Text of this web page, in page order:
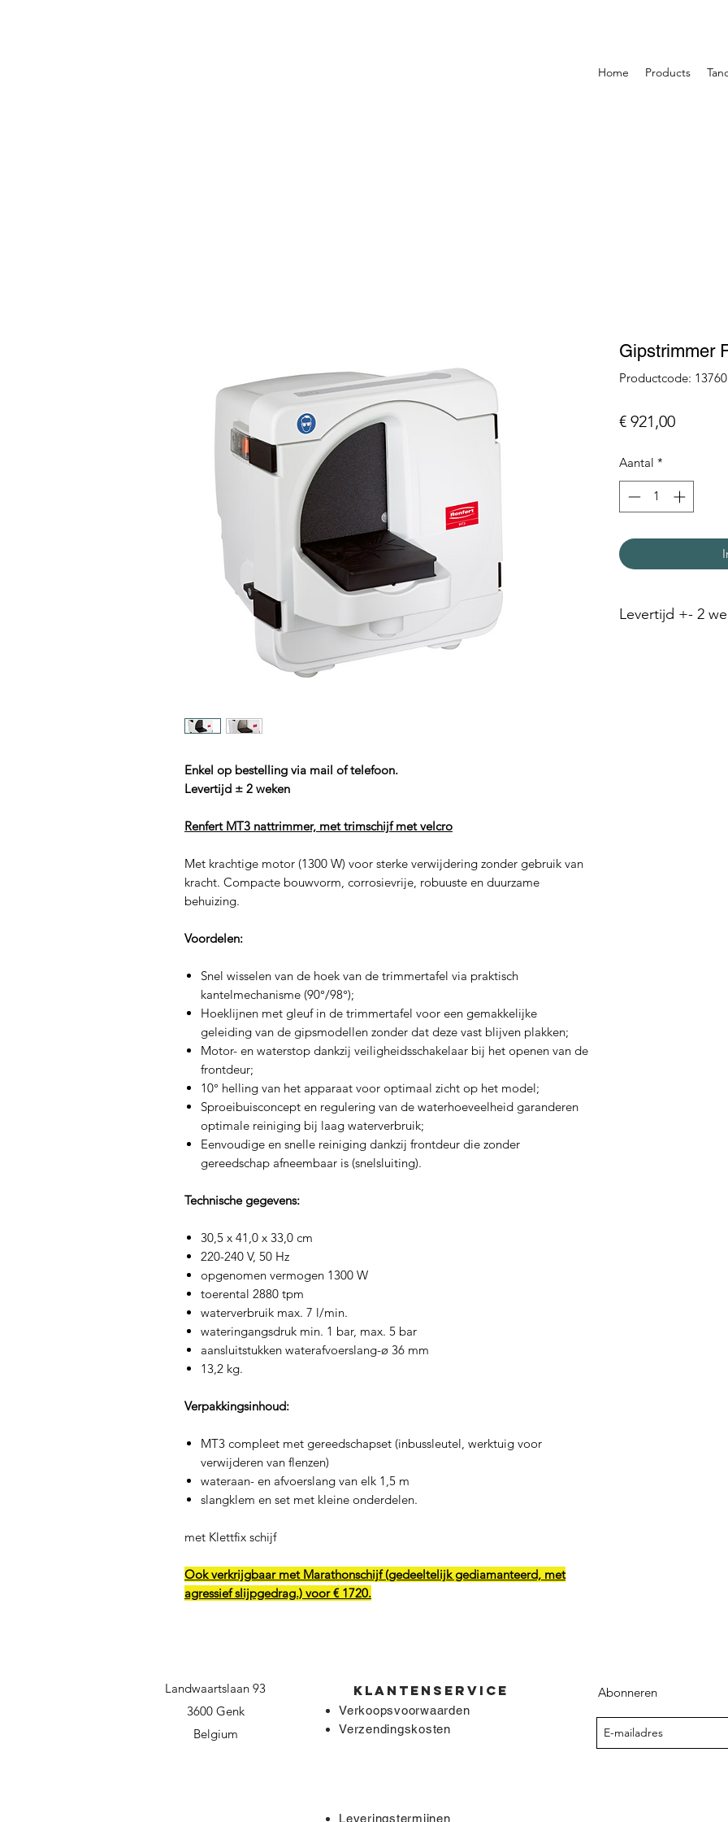
Home Products
Enkel op bestelling via mail of telefoon.
Levertijd ± 2 weken
Renfert MT3 nattrimmer, met trimschijf met velcro
Met krachtige motor (1300 W) voor sterke verwijdering zonder gebruik van
kracht. Compacte bouwvorm, corrosievrije, robuuste en duurzame
behuizing.
Voordelen:
Snel wisselen van de hoek van de trimmertafel via praktisch
kantelmechanisme (90°/98°);
Hoeklijnen met gleuf in de trimmertafel voor een gemakkelijke
geleiding van de gipsmodellen zonder dat deze vast blijven plakken;
Motor- en waterstop dankzij veiligheidsschakelaar bij het openen van de
frontdeur;
10° helling van het apparaat voor optimaal zicht op het model;
Sproeibuisconcept en regulering van de waterhoeveelheid garanderen
optimale reiniging bij laag waterverbruik;
Eenvoudige en snelle reiniging dankzij frontdeur die zonder
gereedschap afneembaar is (snelsluiting).
Technische gegevens:
30,5 x 41,0 x 33,0 cm
220-240 V, 50 Hz
opgenomen vermogen 1300 W
toerental 2880 tpm
waterverbruik max. 7 l/min.
wateringangsdruk min. 1 bar, max. 5 bar
aansluitstukken waterafvoerslang-ø 36 mm
13,2 kg.
Verpakkingsinhoud:
MT3 compleet met gereedschapset (inbussleutel, werktuig voor
verwijderen van flenzen)
wateraan- en afvoerslang van elk 1,5 m
slangklem en set met kleine onderdelen.
met Klettfix schijf
Ook verkrijgbaar met Marathonschijf (gedeeltelijk gediamanteerd, met
agressief slijpgedrag.) voor € 1720.
Gipstrimmer
Productcode: 13760
€ 921,00Prijs
Aantal *
Levertijd +- 2
Landwaartslaan 93
3600 Genk
Belgium
KLANTENSERVICE
Verkoopsvoorwaarden
Verzendingskosten
Abonneren
Leveringstermijnen